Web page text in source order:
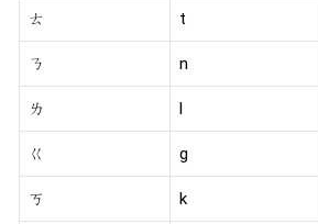
ㄊ t
ㄋ n
ㄌ l
ㄍ g
ㄎ k